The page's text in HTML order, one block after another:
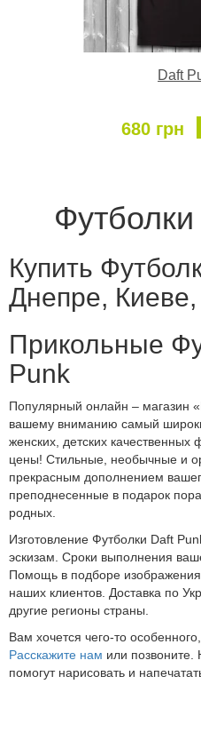
Daft
680 грн
Купить
Днепре,
Прикольные
Punk
Популярный онлайн – магазин
вашему вниманию самый
женских, детских
цены! Стильные, необычные и
прекрасным дополнением
преподнесенные в подарок
родных.
Изготовление Футболки Daft
эскизам. Сроки выполнения
Помощь в подборе
наших клиентов. Доставка по
другие регионы страны.
Вам хочется чего-то
Расскажите нам или
помогут нарисовать и